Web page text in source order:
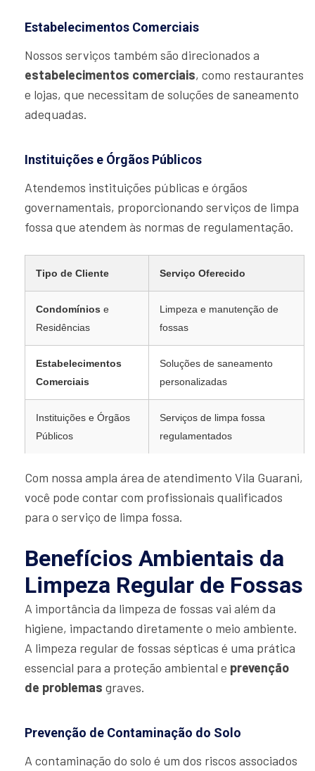
Estabelecimentos Comerciais
Nossos serviços também são direcionados a
estabelecimentos comerciais, como restaurantes
e lojas, que necessitam de soluções de saneamento
adequadas.
Instituições e Órgãos Públicos
Atendemos instituições públicas e órgãos
governamentais, proporcionando serviços de limpa
fossa que atendem às normas de regulamentação.
Tipo de Cliente Serviço Oferecido
Condomínios e
Residências
Limpeza e manutenção de
fossas
Estabelecimentos
Comerciais
Soluções de saneamento
personalizadas
Instituições e Órgãos
Públicos
Serviços de limpa fossa
regulamentados
Com nossa ampla área de atendimento Vila Guarani,
você pode contar com profissionais qualificados
para o serviço de limpa fossa.
Benefícios Ambientais da
Limpeza Regular de Fossas
A importância da limpeza de fossas vai além da
higiene, impactando diretamente o meio ambiente.
A limpeza regular de fossas sépticas é uma prática
essencial para a proteção ambiental e prevenção
de problemas graves.
Prevenção de Contaminação do Solo
A contaminação do solo é um dos riscos associados